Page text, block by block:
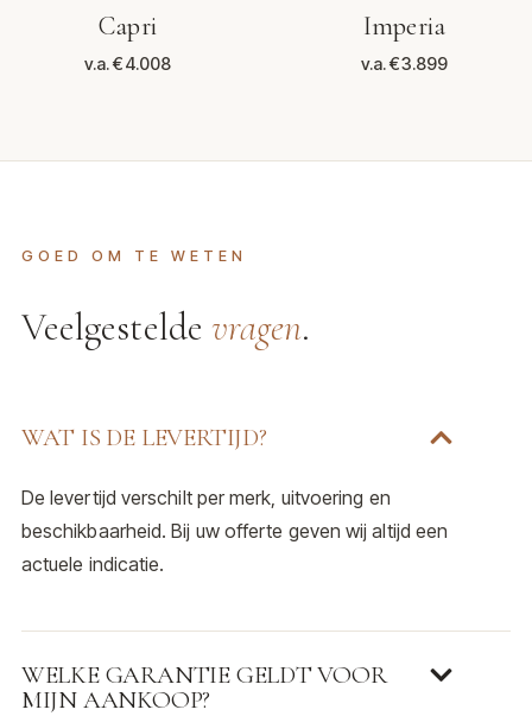
Capri
v.a. €4.008
Imperia
v.a. €3.899
GOED OM TE WETEN
Veelgestelde vragen.
WAT IS DE LEVERTIJD?
De levertijd verschilt per merk, uitvoering en
beschikbaarheid. Bij uw offerte geven wij altijd een
actuele indicatie.
WELKE GARANTIE GELDT VOOR
MIJN AANKOOP?